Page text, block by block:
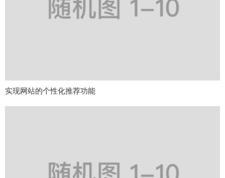
实现网站的个性化推荐功能